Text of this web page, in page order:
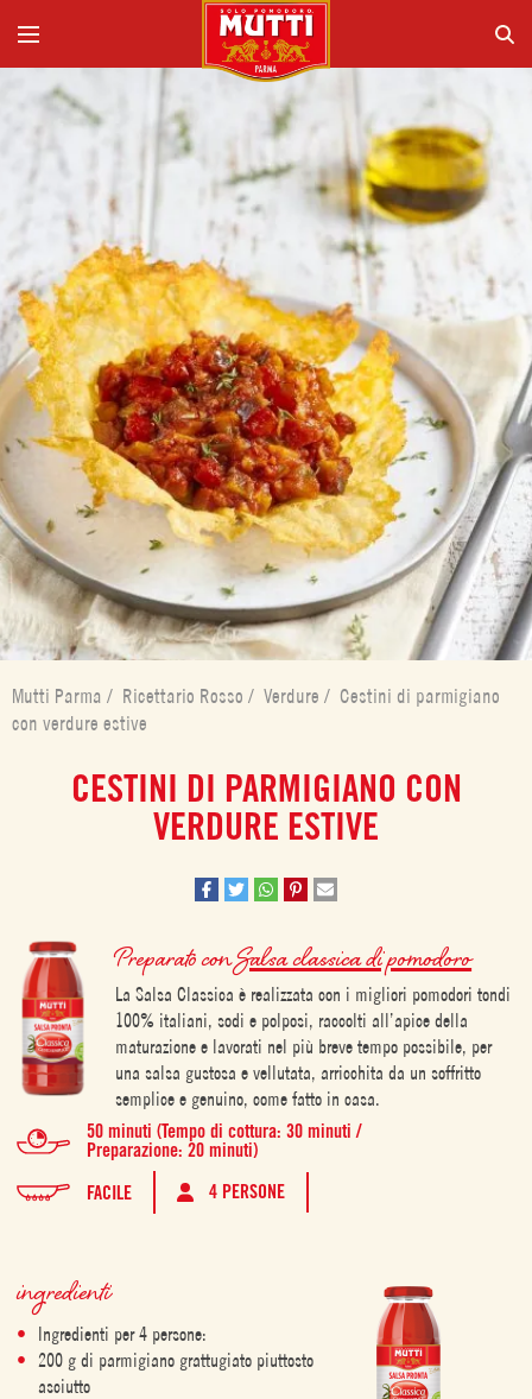
Mutti Parma / Ricettario Rosso / Verdure / Cestini di parmigiano
con verdure estive
CESTINI DI PARMIGIANO CON
VERDURE ESTIVE
Preparato conSalsa classica di pomodoro
La Salsa Classica è realizzata con i migliori pomodori tondi
100% italiani, sodi e polposi, raccolti all’apice della
maturazione e lavorati nel più breve tempo possibile, per
una salsa gustosa e vellutata, arricchita da un soffritto
semplice e genuino, come fatto in casa.
50 minuti (Tempo di cottura: 30 minuti /
Preparazione: 20 minuti)
FACILE
4 PERSONE
ingredienti
Ingredienti per 4 persone:
200 g di parmigiano grattugiato piuttosto
asciutto